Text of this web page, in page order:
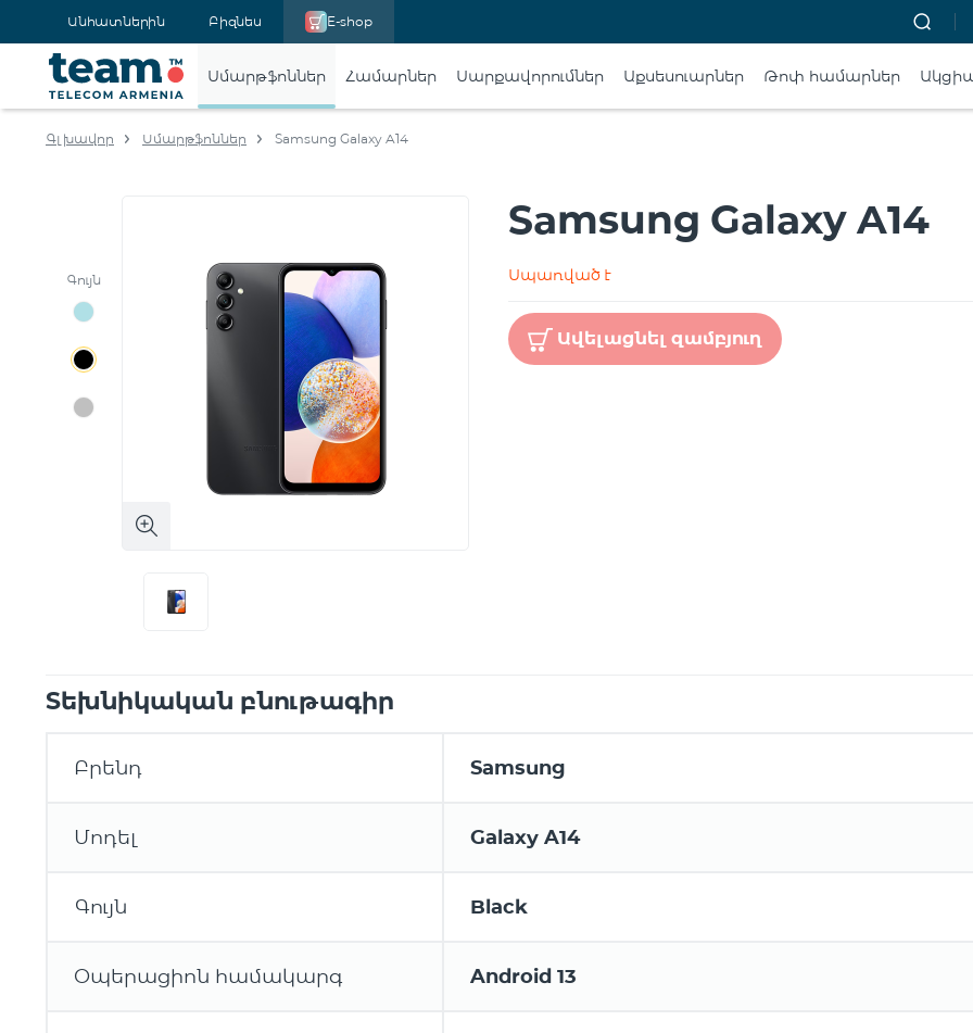
Անհատներին Բիզնես E-shop
Սմարթֆոններ Համարներ Սարքավորումներ Աքսեսուարներ Թոփ համարներ
Գլխավոր Սմարթֆոններ Samsung Galaxy A14
Գույն
Samsung Galaxy A14
Սպառված է
Ավելացնել զամբյուղ
Տեխնիկական բնութագիր
Բրենդ Samsung
Մոդել Galaxy A14
Գույն Black
Օպերացիոն համակարգ Android 13